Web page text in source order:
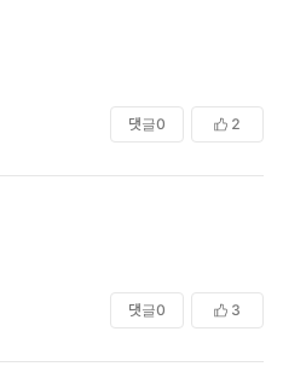
댓글0 2
댓글0 3